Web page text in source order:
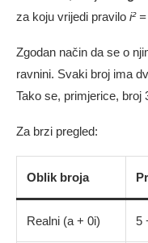
za koju vrijedi pravilo i²
Zgodan način da se o
ravnini. Svaki broj ima
Tako se, primjerice, broj
Za brzi pregled:
Oblik broja
Realni (a + 0i) 5